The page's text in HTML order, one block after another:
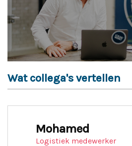
Wat collega's vertellen
Mohamed
Logistiek medewerker